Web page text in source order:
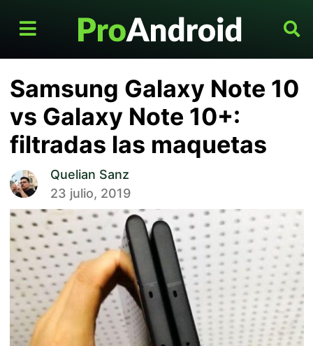
Samsung Galaxy Note 10
vs Galaxy Note 10+:
filtradas las maquetas
Quelian Sanz
23 julio, 2019